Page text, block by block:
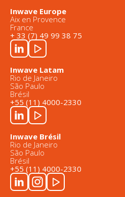
Inwave Europe
Aix en Provence
France
+ 33 (7) 49 99 38 75
Inwave Latam
Rio de Janeiro
São Paulo
Brésil
+55 (11) 4000-2330
Inwave Brésil
Rio de Janeiro
São Paulo
Brésil
+55 (11) 4000-2330